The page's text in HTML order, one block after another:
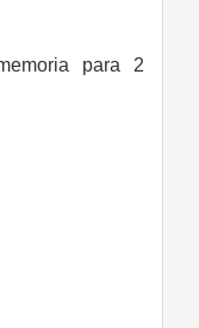
para 2